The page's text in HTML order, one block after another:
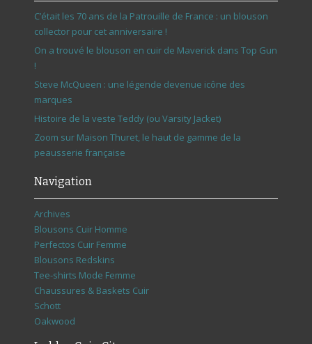
C’était les 70 ans de la Patrouille de France : un blouson
collector pour cet anniversaire !
On a trouvé le blouson en cuir de Maverick dans Top Gun
!
Steve McQueen : une légende devenue icône des
marques
Histoire de la veste Teddy (ou Varsity Jacket)
Zoom sur Maison Thuret, le haut de gamme de la
peausserie française
Navigation
Archives
Blousons Cuir Homme
Perfectos Cuir Femme
Blousons Redskins
Tee-shirts Mode Femme
Chaussures & Baskets Cuir
Schott
Oakwood